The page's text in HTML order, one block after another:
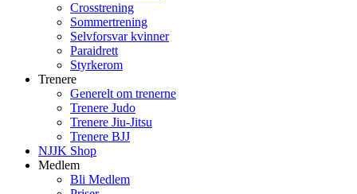
Crosstrening
Sommertrening
Selvforsvar kvinner
Paraidrett
Styrkerom
Trenere
Generelt om trenerne
Trenere Judo
Trenere Jiu-Jitsu
Trenere BJJ
NJJK Shop
Medlem
Bli Medlem